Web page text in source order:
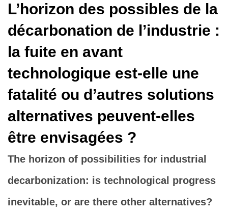
L’horizon des possibles de la
décarbonation de l’industrie :
la fuite en avant
technologique est-elle une
fatalité ou d’autres solutions
alternatives peuvent-elles
être envisagées ?
The horizon of possibilities for industrial
decarbonization: is technological progress
inevitable, or are there other alternatives?